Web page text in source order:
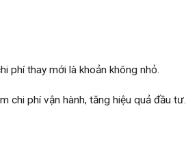
phí thay mới là khoản không nhỏ.
chi phí vận hành, tăng hiệu quả đầu tư.